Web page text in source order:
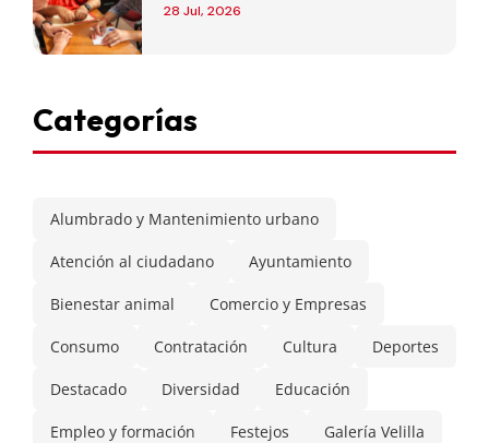
28 Jul, 2026
Categorías
Alumbrado y Mantenimiento urbano
Atención al ciudadano Ayuntamiento
Bienestar animal Comercio y Empresas
Consumo Contratación Cultura Deportes
Destacado Diversidad Educación
Empleo y formación Festejos Galería Velilla